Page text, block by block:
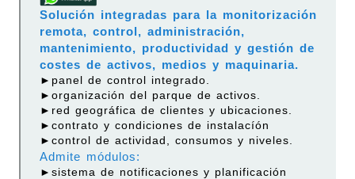
Solución integradas para la monitorización
remota, control, administración,
mantenimiento, productividad y gestión de
costes de activos, medios y maquinaria.
►panel de control integrado.
►organización del parque de activos.
►red geográfica de clientes y ubicaciones.
►contrato y condiciones de instalacíón
►control de actividad, consumos y niveles.
Admite módulos:
►sistema de notificaciones y planificación